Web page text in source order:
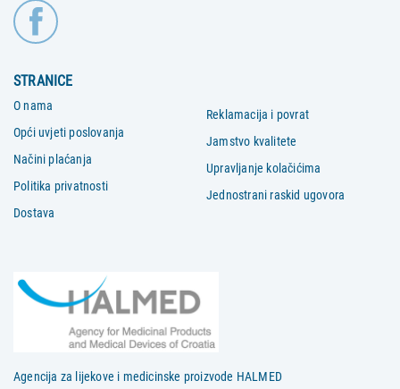
STRANICE
O nama
Opći uvjeti poslovanja
Načini plaćanja
Politika privatnosti
Dostava
Reklamacija i povrat
Jamstvo kvalitete
Upravljanje kolačićima
Jednostrani raskid ugovora
Agencija za lijekove i medicinske proizvode HALMED